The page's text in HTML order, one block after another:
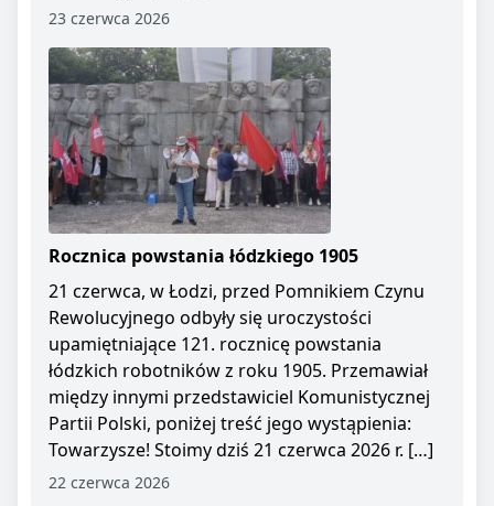
23 czerwca 2026
Rocznica powstania łódzkiego 1905
21 czerwca, w Łodzi, przed Pomnikiem Czynu
Rewolucyjnego odbyły się uroczystości
upamiętniające 121. rocznicę powstania
łódzkich robotników z roku 1905. Przemawiał
między innymi przedstawiciel Komunistycznej
Partii Polski, poniżej treść jego wystąpienia:
Towarzysze! Stoimy dziś 21 czerwca 2026 r. […]
22 czerwca 2026